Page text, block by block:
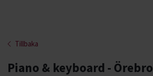
Tillbaka
Piano & keyboard - Örebro